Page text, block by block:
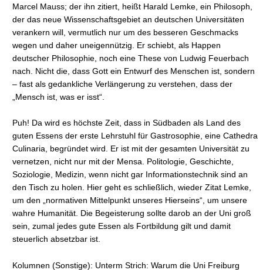
Marcel Mauss; der ihn zitiert, heißt Harald Lemke, ein Philosoph,
der das neue Wissenschaftsgebiet an deutschen Universitäten
verankern will, vermutlich nur um des besseren Geschmacks
wegen und daher uneigennützig. Er schiebt, als Happen
deutscher Philosophie, noch eine These von Ludwig Feuerbach
nach. Nicht die, dass Gott ein Entwurf des Menschen ist, sondern
– fast als gedankliche Verlängerung zu verstehen, dass der
„Mensch ist, was er isst“.
Puh! Da wird es höchste Zeit, dass in Südbaden als Land des
guten Essens der erste Lehrstuhl für Gastrosophie, eine Cathedra
Culinaria, begründet wird. Er ist mit der gesamten Universität zu
vernetzen, nicht nur mit der Mensa. Politologie, Geschichte,
Soziologie, Medizin, wenn nicht gar Informationstechnik sind an
den Tisch zu holen. Hier geht es schließlich, wieder Zitat Lemke,
um den „normativen Mittelpunkt unseres Hierseins“, um unsere
wahre Humanität. Die Begeisterung sollte darob an der Uni groß
sein, zumal jedes gute Essen als Fortbildung gilt und damit
steuerlich absetzbar ist.
Kolumnen (Sonstige): Unterm Strich: Warum die Uni Freiburg